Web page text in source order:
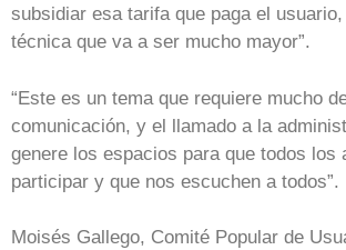
subsidiar esa tarifa que paga el
técnica que va a ser mucho mayor”.
“Este es un tema que requiere mucho
comunicación, y el llamado a la
genere los espacios para que todos los
participar y que nos escuchen a todos”.
Moisés Gallego, Comité Popular de